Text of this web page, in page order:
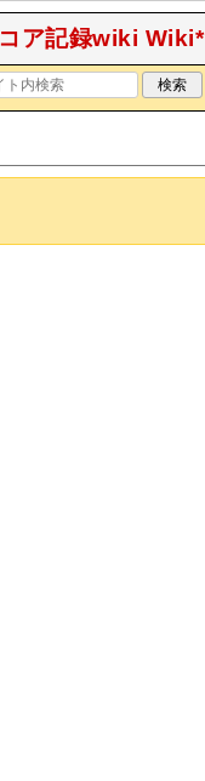
ア記録wiki Wiki*